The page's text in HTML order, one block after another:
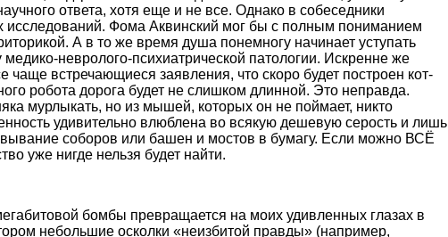
ответа, хотя еще и не все. Однако в собеседники
исследований. Фома Аквинский мог бы с полным пониманием
А в то же время душа понемногу начинает уступать
медико-невролого-психиатрической патологии. Искренне же
встречающиеся заявления, что скоро будет построен кот-
робота дорога будет не слишком длинной. Это неправда.
мурлыкать, но из мышей, которых он не поймает, никто
удивительно влюблена во всякую дешевую серость и лишь
соборов или башен и мостов в бумагу. Если можно ВСЁ
уже нигде нельзя будет найти.
бомбы превращается на моих удивленных глазах в
небольшие осколки «неизбитой правды» (например,